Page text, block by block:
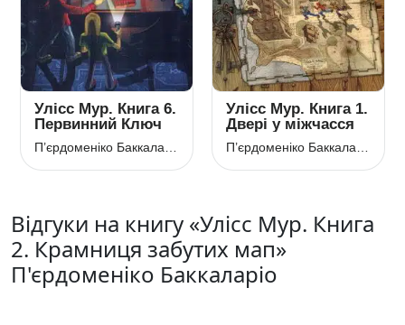
Улісс Мур. Книга 6.
Первинний Ключ
Улісс Мур. Книга 1.
Двері у міжчасся
Відгуки на книгу «Улісс Мур. Книга
2. Крамниця забутих мап»
П'єрдоменіко Баккаларіо